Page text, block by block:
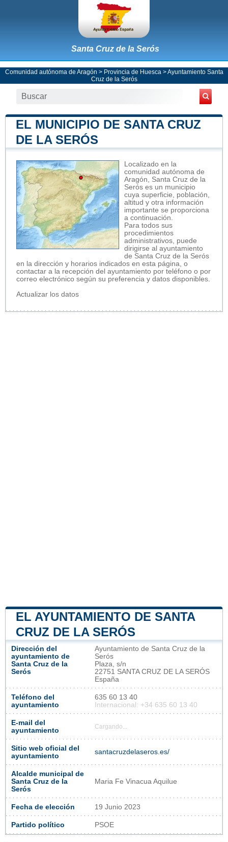
Santa Cruz de la Serós
Comunidad autónoma de Aragón > Provincia de Huesca >Ayuntamiento Santa
Cruz de la Serós
EL MUNICIPIO DE SANTA CRUZ
DE LA SERÓS
Localizado en la
comunidad autónoma de
Aragón, Santa Cruz de la
Serós es un municipio
cuya superficie, población,
altitud y otra información
importante se proporciona
a continuación.
Para todos sus
procedimientos
administrativos, puede
dirigirse al ayuntamiento
de Santa Cruz de la Serós
en la dirección y horarios indicados en esta página, o
contactar a la recepción del ayuntamiento por teléfono o por
correo electrónico según su preferencia y datos disponibles.
Actualizar los datos
EL AYUNTAMIENTO DE SANTA
CRUZ DE LA SERÓS
Dirección del
ayuntamiento de
Santa Cruz de la
Serós
Ayuntamiento de Santa Cruz de la
Serós
Plaza, s/n
22751 SANTA CRUZ DE LA SERÓS
España
Teléfono del
ayuntamiento
635 60 13 40
Internacional: +34 635 60 13 40
E-mail del
ayuntamiento
Cargando...
Sitio web oficial del
ayuntamiento
santacruzdelaseros.es/
Alcalde municipal de
Santa Cruz de la
Serós
Maria Fe Vinacua Aquilue
Fecha de elección 19 Junio 2023
Partido político PSOE